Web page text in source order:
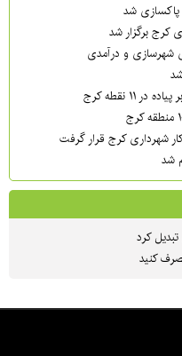
پاکسازی شد
برگزار شد
شهرسازی و درآمدی
نقطه کرج
شهرداری کرج قرار گرفت
شد
کرد
کنید